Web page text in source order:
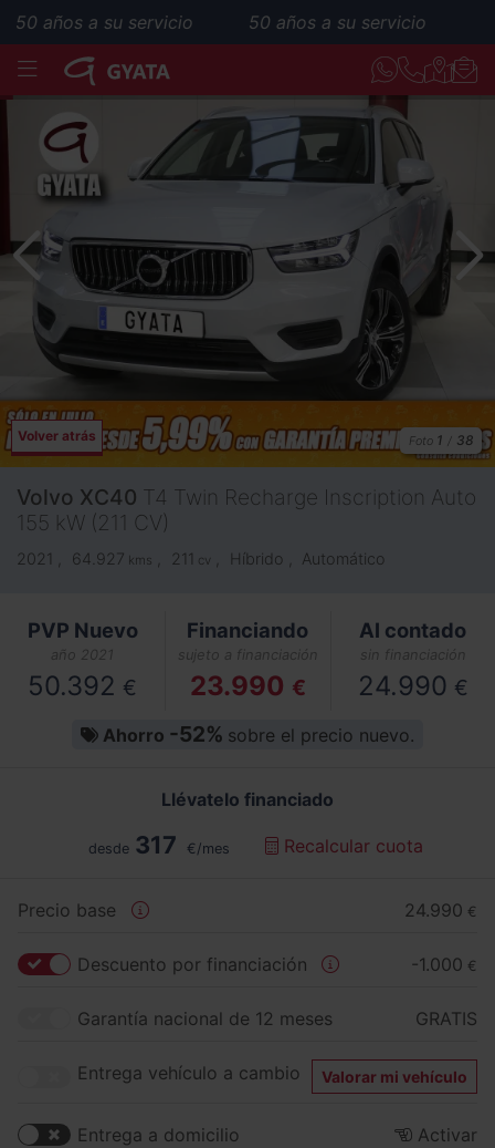
a su servicio 50 años a su servicio
MENÚ
Volver atrás Foto 1 / 38
Volvo XC40 T4 Twin Recharge Inscription Auto
155 kW (211 CV)
2021 64.927 kms 211 cv Híbrido Automático
PVP Nuevo
año 2021
50.392 €
Financiando
sujeto a financiación
23.990 €
Al contado
sin financiación
24.990 €
Ahorro -52% sobre el precio nuevo.
Llévatelo financiado
desde 317 €/mes Recalcular cuota
Precio base 24.990 €
Descuento por financiación -1.000 €
Garantía nacional de 12 meses GRATIS
Entrega vehículo a cambio Valorar mi vehículo
Entrega a domicilio Activar